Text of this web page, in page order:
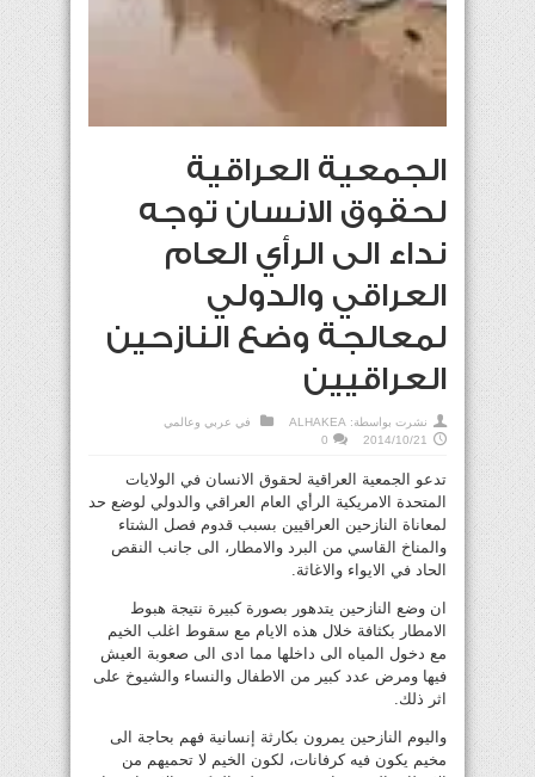
الجمعية العراقية
لحقوق الانسان توجه
نداء الى الرأي العام
العراقي والدولي
لمعالجة وضع النازحين
العراقيين
نشرت بواسطة: ALHAKEA في عربي وعالمي
2014/10/21
0
تدعو الجمعية العراقية لحقوق الانسان في الولايات
المتحدة الامريكية الرأي العام العراقي والدولي لوضع حد
لمعاناة النازحين العراقيين بسبب قدوم فصل الشتاء
والمناخ القاسي من البرد والامطار، الى جانب النقص
الحاد في الايواء والاغاثة.
ان وضع النازحين يتدهور بصورة كبيرة نتيجة هبوط
الامطار بكثافة خلال هذه الايام مع سقوط اغلب الخيم
مع دخول المياه الى داخلها مما ادى الى صعوبة العيش
فيها ومرض عدد كبير من الاطفال والنساء والشيوخ على
اثر ذلك.
واليوم النازحين يمرون بكارثة إنسانية فهم بحاجة الى
مخيم يكون فيه كرفانات، لكون الخيم لا تحميهم من